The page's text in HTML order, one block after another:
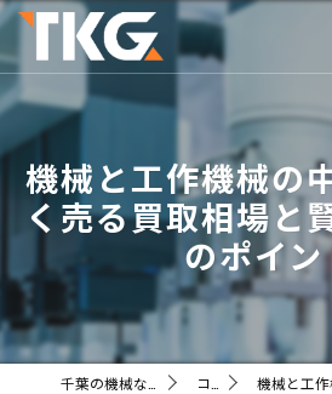
機械と工作機械の
く売る買取相場と
のポイン
コラム 機械と工作機械の中